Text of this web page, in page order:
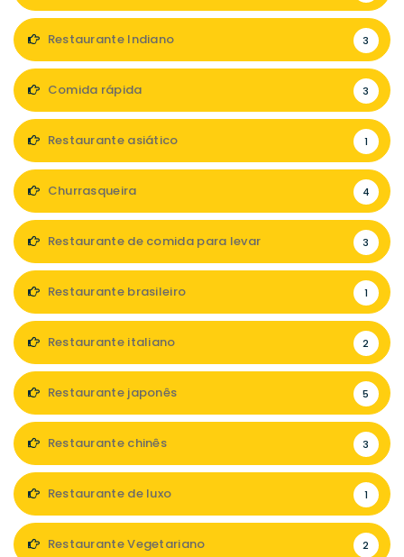
Restaurante Indiano 3
Comida rápida 3
Restaurante asiático 1
Churrasqueira 4
Restaurante de comida para levar 3
Restaurante brasileiro 1
Restaurante italiano 2
Restaurante japonês 5
Restaurante chinês 3
Restaurante de luxo 1
Restaurante Vegetariano 2